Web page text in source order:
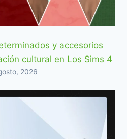
y accesorios
cultural en Los Sims 4
2026